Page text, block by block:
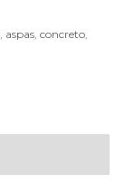
aspas ,concreto